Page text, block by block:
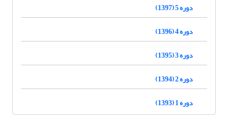
دوره 5 (1397)
دوره 4 (1396)
دوره 3 (1395)
دوره 2 (1394)
دوره 1 (1393)